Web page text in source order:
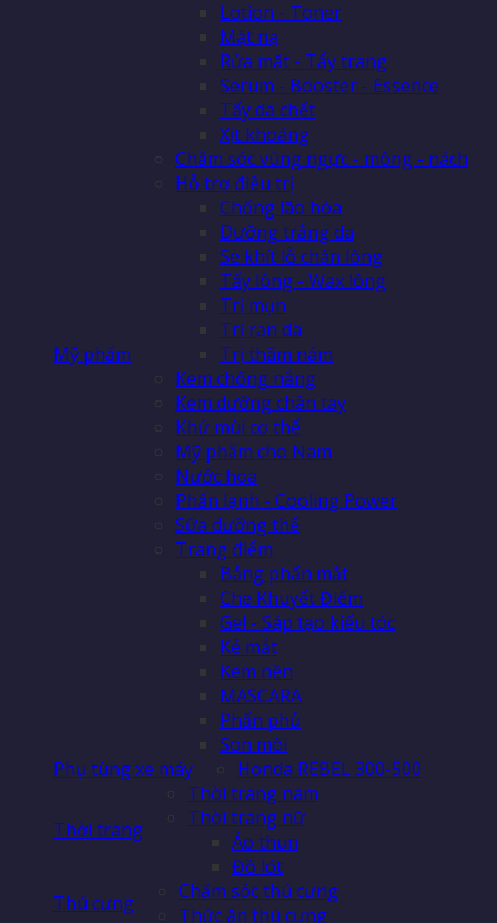
Mỹ phẩm
Lotion - Toner
Mặt nạ
Rửa mặt - Tẩy trang
Serum - Booster - Essence
Tẩy da chết
Xịt khoáng
Chăm sóc vùng ngực - mông - nách
Hỗ trợ điều trị
Chống lão hóa
Dưỡng trắng da
Se khít lỗ chân lông
Tẩy lông - Wax lông
Trị mụn
Trị rạn da
Trị thâm nám
Kem chống nắng
Kem dưỡng chân tay
Khử mùi cơ thể
Mỹ phẩm cho Nam
Nước hoa
Phấn lạnh - Cooling Power
Sữa dưỡng thể
Trang điểm
Bảng phấn mắt
Che Khuyết Điểm
Gel - Sáp tạo kiểu tóc
Kẻ mắt
Kem nền
MASCARA
Phấn phủ
Son môi
Phụ tùng xe máy
Honda REBEL 300-500
Thời trang
Thời trang nam
Thời trang nữ
Áo thun
Đồ lót
Thú cưng
Chăm sóc thú cưng
Thức ăn thú cưng